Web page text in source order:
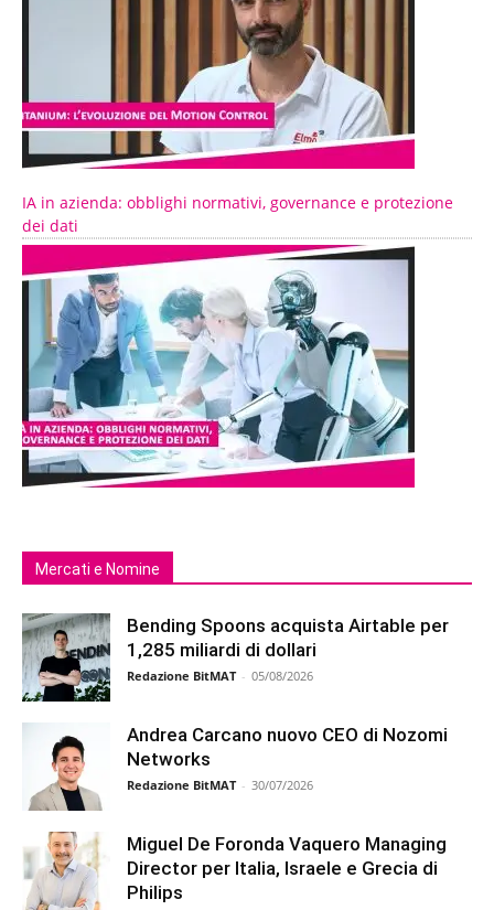
IA in azienda: obblighi normativi, governance e protezione
dei dati
Mercati e Nomine
Bending Spoons acquista Airtable per
1,285 miliardi di dollari
Redazione BitMAT - 05/08/2026
Andrea Carcano nuovo CEO di Nozomi
Networks
Redazione BitMAT - 30/07/2026
Miguel De Foronda Vaquero Managing
Director per Italia, Israele e Grecia di
Philips